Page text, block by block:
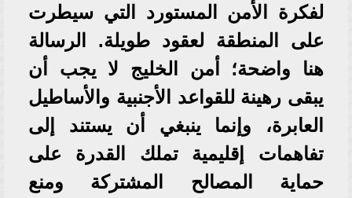
لفكرة الأمن المستورد التي سيطرت
على المنطقة لعقود طويلة. الرسالة
هنا واضحة؛ أمن الخليج لا يجب أن
يبقى رهينة للقواعد الأجنبية والأساطيل
العابرة، وإنما ينبغي أن يستند إلى
تفاهمات إقليمية تملك القدرة على
حماية المصالح المشتركة ومنع